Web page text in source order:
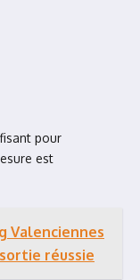
pour
est
Valenciennes
réussie